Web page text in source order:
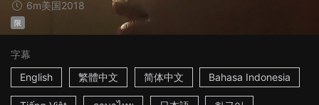
6m美国2018
限
字幕
English
繁體中文 简体中文 Bahasa Indonesia